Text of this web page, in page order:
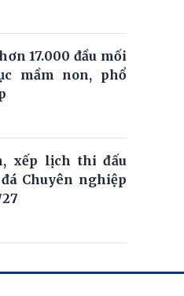
17.000 đầu mối
mầm non, phổ
xếp lịch thi đấu
Chuyên nghiệp